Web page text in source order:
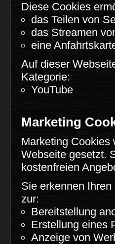
Diese Cookies
das Teilen von
das Streamen
eine
Auf dieser
Kategorie:
YouTube
Marketing
Marketing Cookies
Webseite gesetzt.
kostenfreien
Sie erkennen
zur:
Bereitstellung
Erstellung eines
Anzeige von